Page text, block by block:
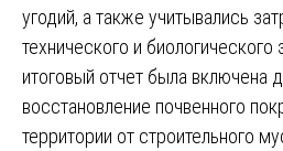
угодий, а также учитывались
технического и биологического
итоговый отчет была включена
восстановление почвенного
территории от строительного